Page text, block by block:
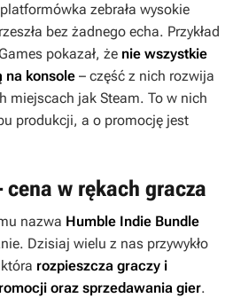
zebrała wysokie
bez żadnego echa. Przykład
pokazał, że nie wszystkie
na konsole – część z nich rozwija
miejscach jak Steam. To w nich
produkcji, a o promocję jest
cena w rękach gracza
nazwa Humble Indie Bundle
Dzisiaj wielu z nas przywykło
rozpieszcza graczy i
oraz sprzedawania gier.